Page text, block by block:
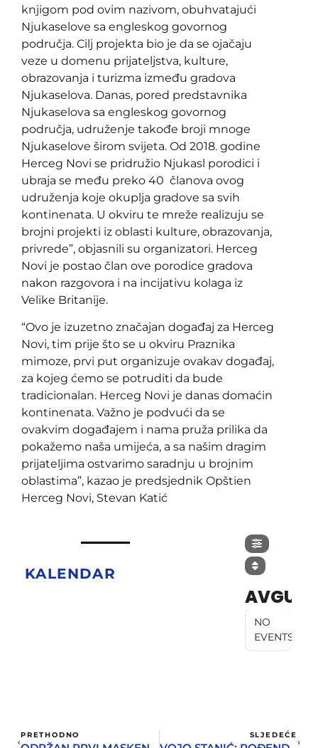
knjigom pod ovim nazivom, obuhvatajući
Njukaselove sa engleskog govornog
područja. Cilj projekta bio je da se ojačaju
veze u domenu prijateljstva, kulture,
obrazovanja i turizma između gradova
Njukaselova. Danas, pored predstavnika
Njukaselova sa engleskog govornog
područja, udruženje takođe broji mnoge
Njukaselove širom svijeta. Od 2018. godine
Herceg Novi se pridružio Njukasl porodici i
ubraja se među preko 40 članova ovog
udruženja koje okuplja gradove sa svih
kontinenata. U okviru te mreže realizuju se
brojni projekti iz oblasti kulture, obrazovanja,
privrede”, objasnili su organizatori. Herceg
Novi je postao član ove porodice gradova
nakon razgovora i na incijativu kolaga iz
Velike Britanije.
“Ovo je izuzetno značajan događaj za Herceg
Novi, tim prije što se u okviru Praznika
mimoze, prvi put organizuje ovakav događaj,
za kojeg ćemo se potruditi da bude
tradicionalan. Herceg Novi je danas domaćin
kontinenata. Važno je podvući da se
ovakvim događajem i nama pruža prilika da
pokažemo naša umijeća, a sa našim dragim
prijateljima ostvarimo saradnju u brojnim
oblastima”, kazao je predsjednik Opštien
Herceg Novi, Stevan Katić
KALENDAR
AVGUST
NO
EVENTS
PRETHODNO SLJEDEĆE